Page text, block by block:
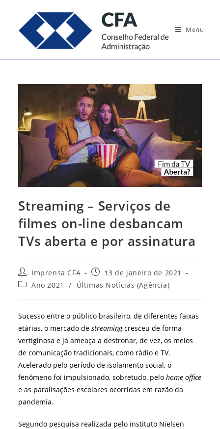
conteúdo
Menu
Streaming – Serviços de
filmes on-line desbancam
TVs aberta e por assinatura
Autor
do
post:
Imprensa CFA
Post
publicado:
13 de janeiro de 2021
Categoria
Ano 2021 / Últimas Notícias (Agência)
Sucesso entre o público brasileiro, de diferentes faixas
etárias, o mercado destreamingcresceu de forma
vertiginosa e já ameaça a destronar, de vez, os meios
de comunicação tradicionais, como rádio e TV.
Acelerado pelo período de isolamento social, o
fenômeno foi impulsionado, sobretudo, pelohome office
e as paralisações escolares ocorridas em razão da
pandemia.
Segundo pesquisa realizada pelo instituto Nielsen